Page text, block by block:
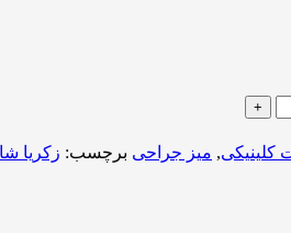
کلینیکی, میز جراحی برچسب: زکریا